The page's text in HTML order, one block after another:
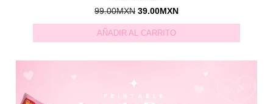
99.00MXN 39.00MXN
AÑADIR AL CARRITO